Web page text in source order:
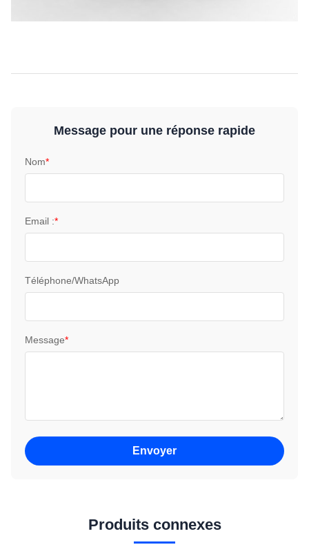
Message pour une réponse rapide
Nom*
Email :*
Téléphone/WhatsApp
Message*
Envoyer
Produits connexes